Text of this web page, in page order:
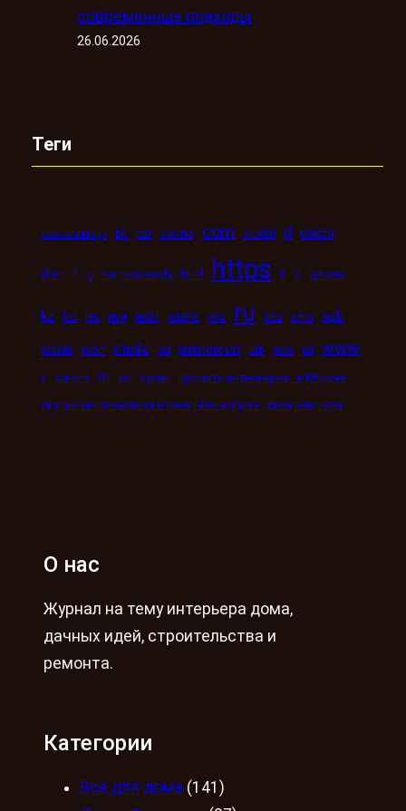
современные подходы
26.06.2026
Теги
astronbuildings bb car casino com crucial d daichi
dveri fi g harmoniously html https ii iii iphone
kz led les mig mint online pro ru seo sms spb
steam stolf studio su technorosst utp was wi www
x xiaomi xn xxi кухни
продать антиквариат в Москве
скупка антиквариата в Санкт-Петербурге сплит-система
О нас
Журнал на тему интерьера дома,
дачных идей, строительства и
ремонта.
Категории
Всё для дома (141)